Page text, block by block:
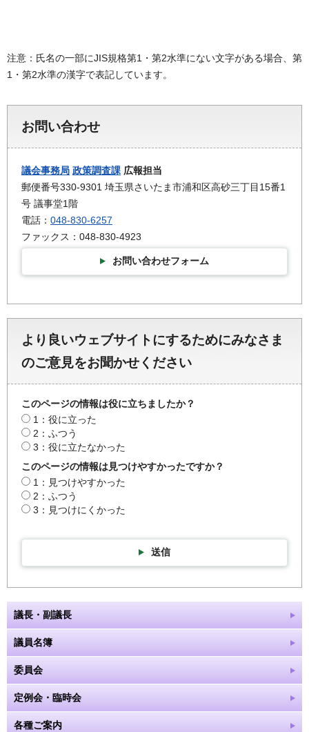
注意：氏名の一部にJIS規格第1・第2水準にない文字がある場合、第
1・第2水準の漢字で表記しています。
お問い合わせ
議会事務局 政策調査課 広報担当
郵便番号330-9301 埼玉県さいたま市浦和区高砂三丁目15番1
号 議事堂1階
電話： 048-830-6257
ファックス：048-830-4923
お問い合わせフォーム
より良いウェブサイトにするためにみなさま
のご意見をお聞かせください
このページの情報は役に立ちましたか？
1：役に立った
2：ふつう
3：役に立たなかった
このページの情報は見つけやすかったですか？
1：見つけやすかった
2：ふつう
3：見つけにくかった
送信
議長・副議長
議員名簿
委員会
定例会・臨時会
各種ご案内